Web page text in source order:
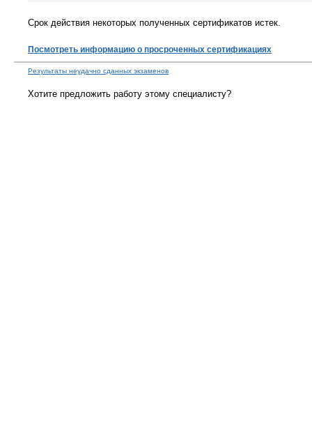
Срок действия некоторых полученных сертификатов истек.
Посмотреть информацию о просроченных сертификациях
Результаты неудачно сданных экзаменов
Хотите предложить работу этому специалисту?